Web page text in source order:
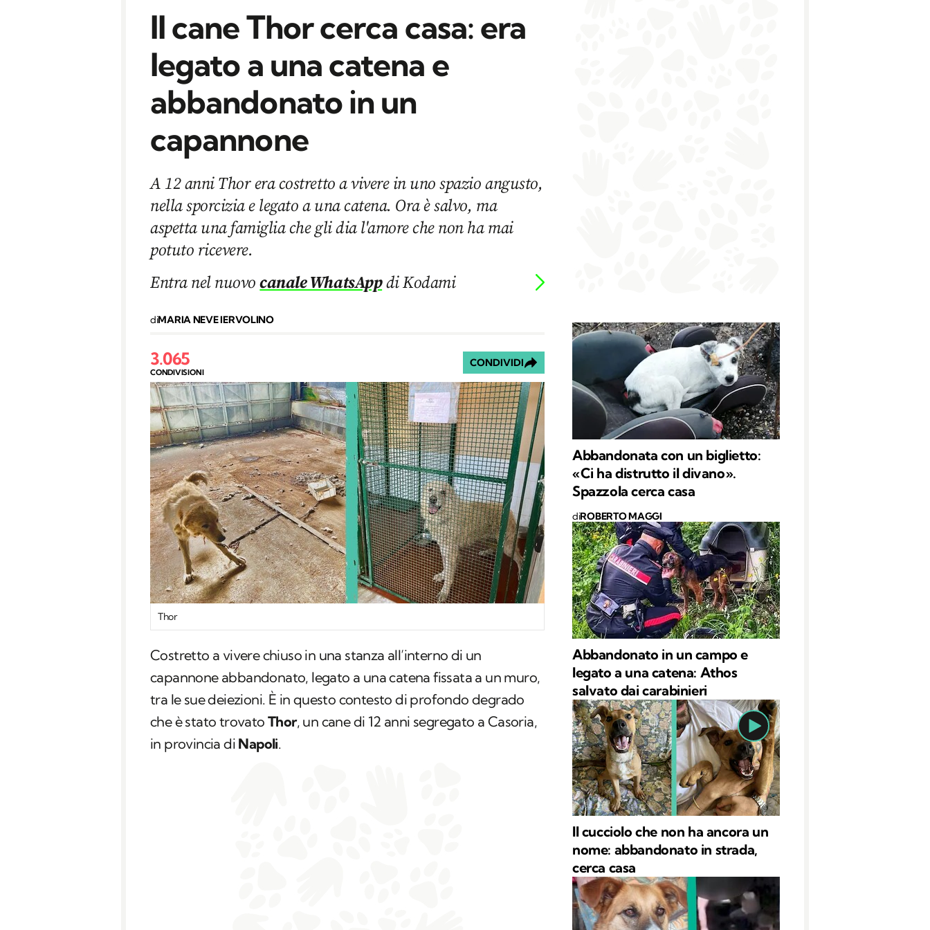
Il cane Thor cerca casa: era
legato a una catena e
abbandonato in un
capannone
A 12 anni Thor era costretto a vivere in uno spazio angusto,
nella sporcizia e legato a una catena. Ora è salvo, ma
aspetta una famiglia che gli dia l'amore che non ha mai
potuto ricevere.
Entra nel nuovocanale WhatsAppdi Kodami
diMARIA NEVE IERVOLINO
3.065
CONDIVISIONI
CONDIVIDI
Thor
Costretto a vivere chiuso in una stanza all’interno di un
capannone abbandonato, legato a una catena fissata a un muro,
tra le sue deiezioni. È in questo contesto di profondo degrado
che è stato trovato Thor, un cane di 12 anni segregato a Casoria,
in provincia di Napoli.
Abbandonata con un biglietto:
«Ci ha distrutto il divano».
Spazzola cerca casa
diROBERTO MAGGI
Abbandonato in un campo e
legato a una catena: Athos
salvato dai carabinieri
Il cucciolo che non ha ancora un
nome: abbandonato in strada,
cerca casa